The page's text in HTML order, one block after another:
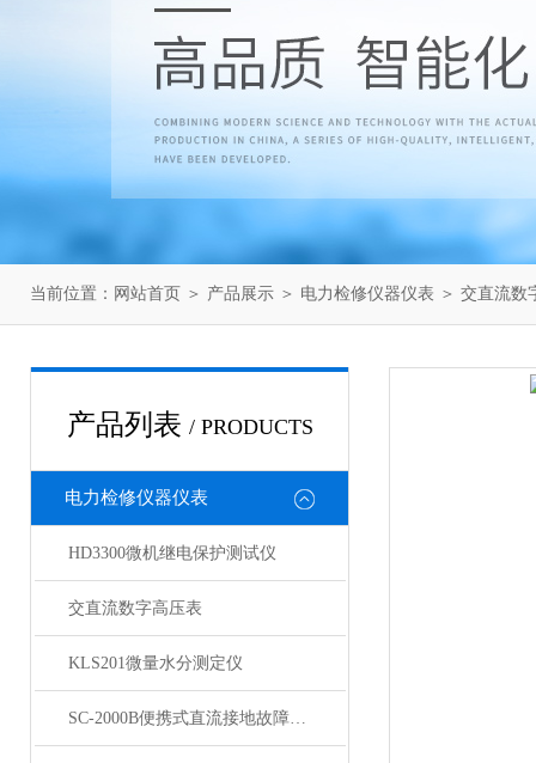
当前位置： 网站首页 ＞ 产品展示 ＞ 电力检修仪器仪表 ＞ 交直流数
产品列表 / PRODUCTS
电力检修仪器仪表
HD3300微机继电保护测试仪
交直流数字高压表
KLS201微量水分测定仪
SC-2000B便携式直流接地故障检测仪